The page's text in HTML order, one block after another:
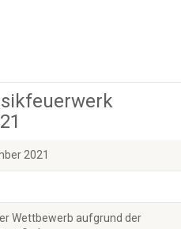
2021
Wettbewerb aufgrund der